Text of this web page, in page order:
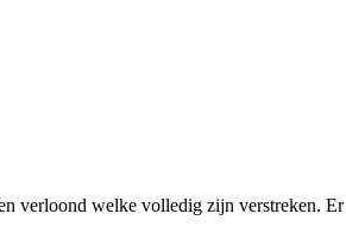
verloond welke volledig zijn verstreken.